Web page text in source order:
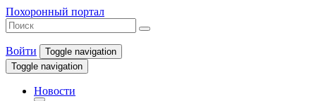
Похоронный портал
Войти
Toggle navigation
Toggle navigation
Новости